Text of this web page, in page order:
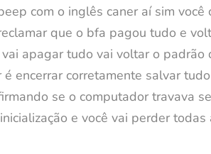
com o inglês caner aí sim você
que o bfa pagou tudo e
apagar tudo vai voltar o padrão
encerrar corretamente salvar
se o computador travava
e você vai perder todas